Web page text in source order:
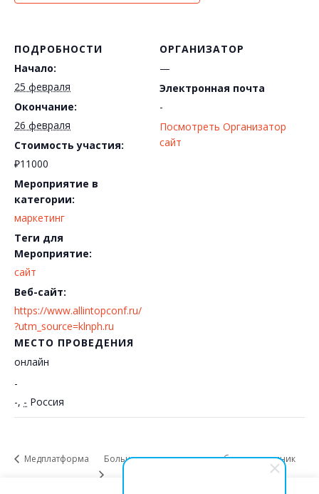
ПОДРОБНОСТИ
Начало:
25 февраля
Окончание:
26 февраля
Стоимость участия:
₽11000
Мероприятие в
категории:
маркетинг
Теги для
Мероприятие:
сайт
Веб-сайт:
https://www.allintopconf.ru/
?utm_source=klnph.ru
МЕСТО ПРОВЕДЕНИЯ
онлайн
-
-, - Россия
ОРГАНИЗАТОР
—
Электронная почта
-
Посмотреть Организатор
сайт
Медплатформа Большие результаты для небольших клиник